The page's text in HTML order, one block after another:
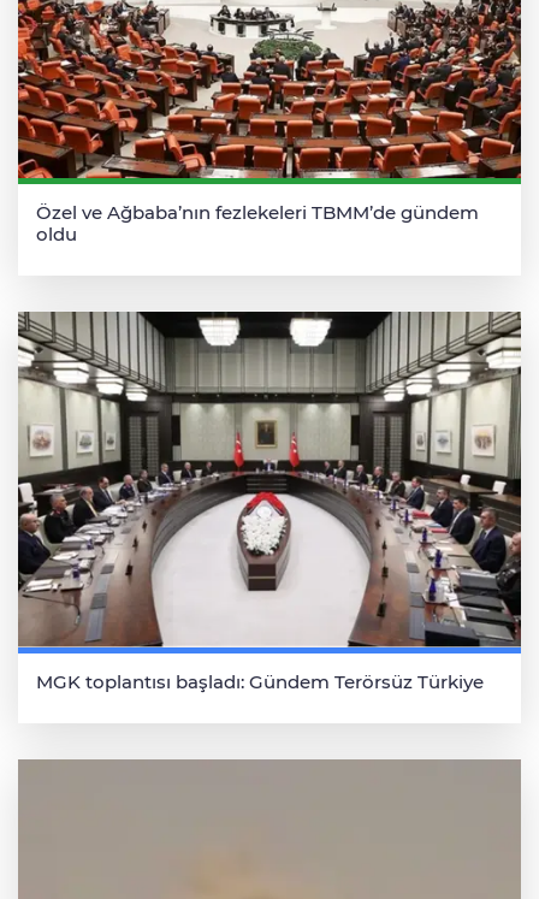
Özel ve Ağbaba’nın fezlekeleri TBMM’de gündem
oldu
MGK toplantısı başladı: Gündem Terörsüz Türkiye